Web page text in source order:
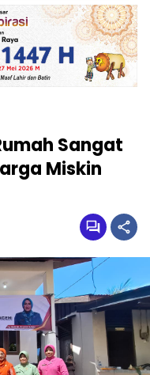
Sangat
Miskin